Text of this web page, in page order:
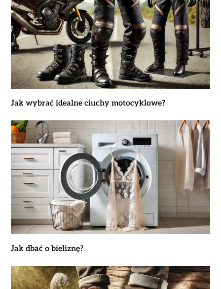
Jak wybrać idealne ciuchy motocyklowe?
Jak dbać o bieliznę?